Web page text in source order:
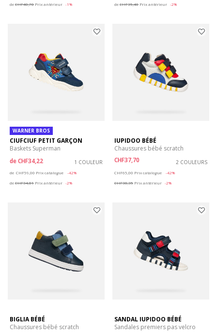
deCHF40,70 Prix antérieur -1%
deCHF35,40 Prix antérieur -2%
WARNER BROS
CIUFCIUF PETIT GARÇON
Baskets Superman
deCHF34,22 1 COULEUR
de CHF59,00 Prix catalogue
-42%
deCHF34,81 Prix antérieur -2%
IUPIDOO BÉBÉ
Chaussures bébé scratch
CHF37,70
2 COULEURS
CHF65,00 Prix catalogue
-42%
CHF38,35 Prix antérieur -2%
BIGLIA BÉBÉ
Chaussures bébé scratch
SANDAL IUPIDOO BÉBÉ
Sandales premiers pas velcro